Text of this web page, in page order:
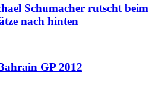
Schumacher rutscht beim
nach hinten
GP 2012